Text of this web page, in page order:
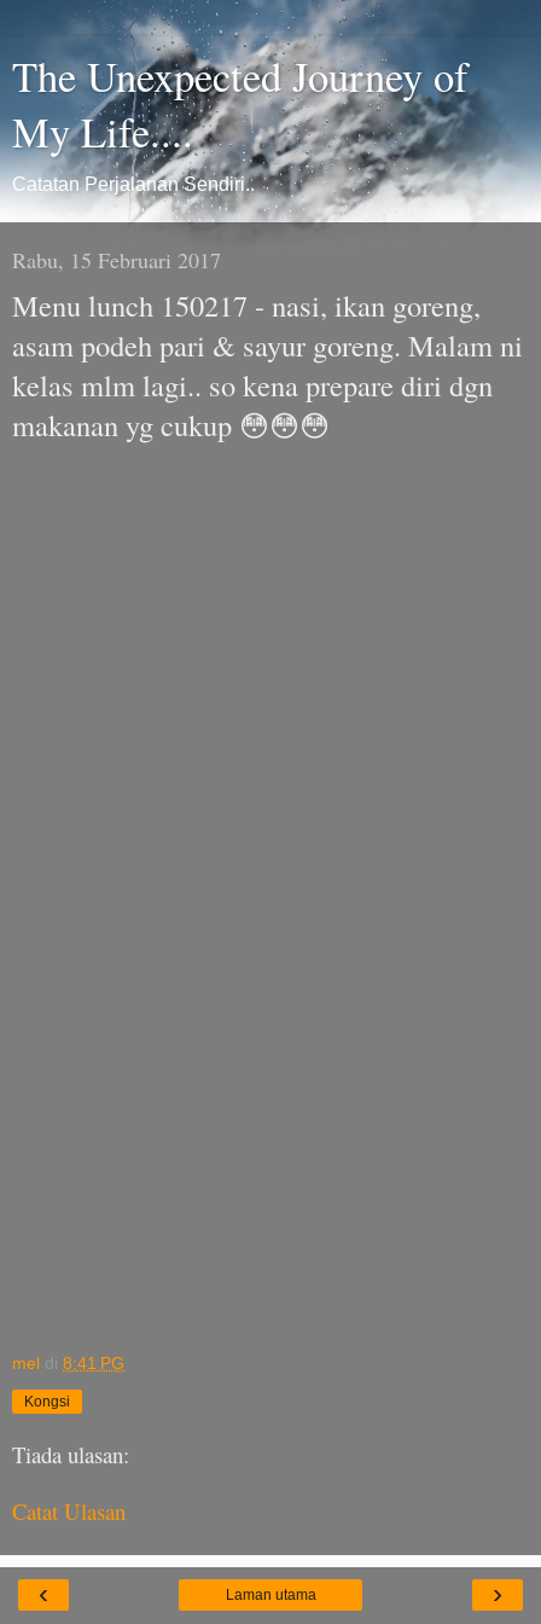
The Unexpected Journey of
My Life....
Catatan Perjalanan Sendiri..
Rabu, 15 Februari 2017
Menu lunch 150217 - nasi, ikan goreng,
asam podeh pari & sayur goreng. Malam ni
kelas mlm lagi.. so kena prepare diri dgn
makanan yg cukup 😳😳😳
mel di 8:41 PG
Kongsi
Tiada ulasan:
Catat Ulasan
‹ ›
Laman utama